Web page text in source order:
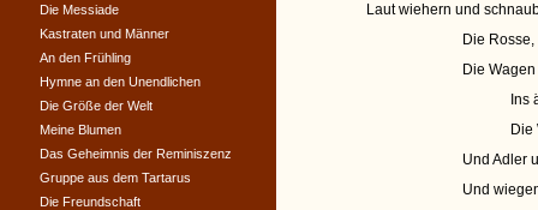
Laut wiehern und
Die
Die
Ins
Die
Und Adler
Und
Die Messiade
Kastraten und Männer
An den Frühling
Hymne an den Unendlichen
Die Größe der Welt
Meine Blumen
Das Geheimnis der Reminiszenz
Gruppe aus dem Tartarus
Die Freundschaft